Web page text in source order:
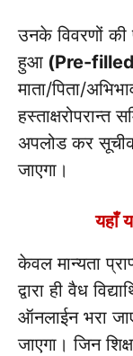
उनके विवरणों की
हुआ (Pre-
माता/पिता/
हस्ताक्षरोपरान्त
अपलोड कर
जाएगा।
यहाँ
केवल मान्यता
द्वारा ही वैध
ऑनलाईन भरा
जाएगा। जिन